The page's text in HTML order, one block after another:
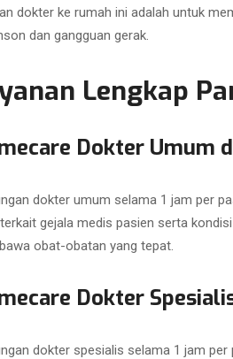
dokter ke rumah ini adalah untuk
dan gangguan gerak.
Lengkap
Dokter Umum
dokter umum selama 1 jam per
gejala medis pasien serta
obat-obatan yang tepat.
Dokter
dokter spesialis selama 1 jam